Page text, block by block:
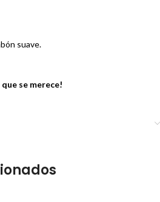
suave.
se merece!